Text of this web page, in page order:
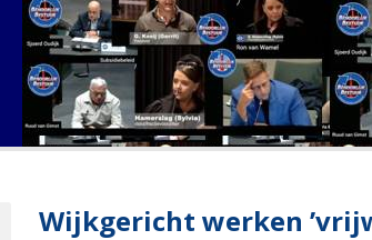
Wijkgericht werken